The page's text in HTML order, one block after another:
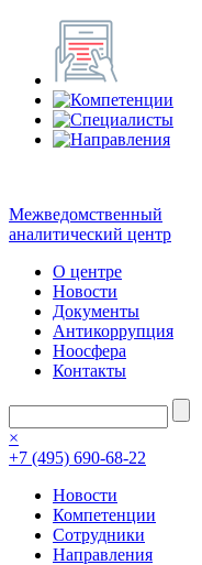
Межведомственный
аналитический центр
О центре
Новости
Документы
Антикоррупция
Ноосфера
Контакты
×
+7 (495) 690-68-22
Новости
Компетенции
Сотрудники
Направления